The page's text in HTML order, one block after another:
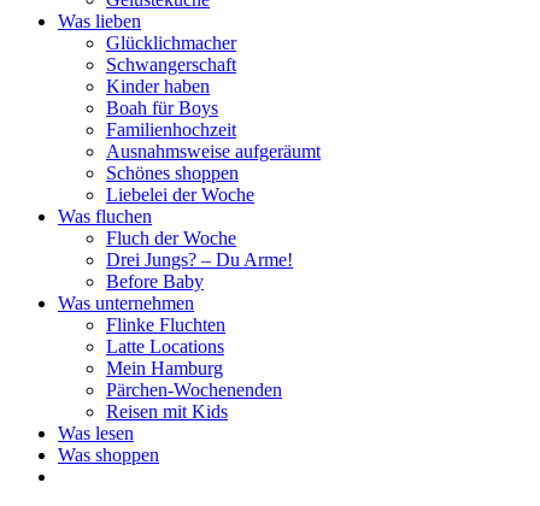
Was lieben
Glücklichmacher
Schwangerschaft
Kinder haben
Boah für Boys
Familienhochzeit
Ausnahmsweise aufgeräumt
Schönes shoppen
Liebelei der Woche
Was fluchen
Fluch der Woche
Drei Jungs? – Du Arme!
Before Baby
Was unternehmen
Flinke Fluchten
Latte Locations
Mein Hamburg
Pärchen-Wochenenden
Reisen mit Kids
Was lesen
Was shoppen